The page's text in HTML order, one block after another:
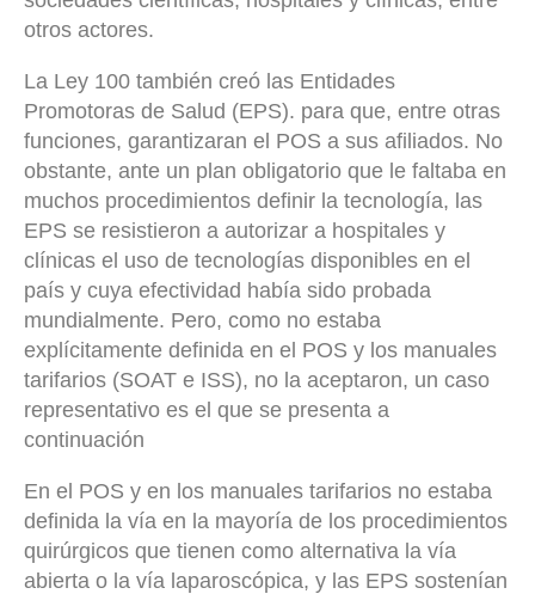
otros actores.
La Ley 100 también creó las Entidades
Promotoras de Salud (EPS). para que, entre otras
funciones, garantizaran el POS a sus afiliados. No
obstante, ante un plan obligatorio que le faltaba en
muchos procedimientos definir la tecnología, las
EPS se resistieron a autorizar a hospitales y
clínicas el uso de tecnologías disponibles en el
país y cuya efectividad había sido probada
mundialmente. Pero, como no estaba
explícitamente definida en el POS y los manuales
tarifarios (SOAT e ISS), no la aceptaron, un caso
representativo es el que se presenta a
continuación
En el POS y en los manuales tarifarios no estaba
definida la vía en la mayoría de los procedimientos
quirúrgicos que tienen como alternativa la vía
abierta o la vía laparoscópica, y las EPS sostenían